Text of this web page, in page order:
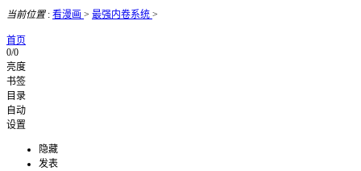
当前位置: 看漫画 > 最强内卷系统 >
首页
0/0
亮度
书签
目录
自动
设置
隐藏
发表